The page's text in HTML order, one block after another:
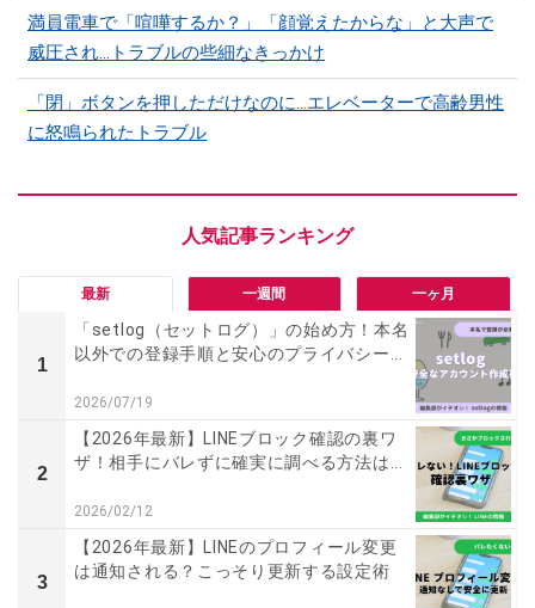
満員電車で「喧嘩するか？」「顔覚えたからな」と大声で
威圧され…トラブルの些細なきっかけ
「閉」ボタンを押しただけなのに…エレベーターで高齢男性
に怒鳴られたトラブル
最新 一週間 一ヶ月
1
「setlog（セットログ）」の始め方！本名
以外での登録手順と安心のプライバシー...
2026/07/19
2
【2026年最新】LINEブロック確認の裏ワ
ザ！相手にバレずに確実に調べる方法は...
2026/02/12
3
【2026年最新】LINEのプロフィール変更
は通知される？こっそり更新する設定術